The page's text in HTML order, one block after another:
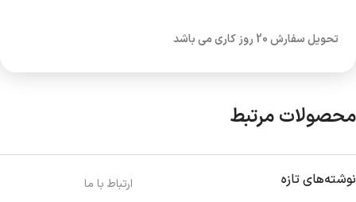
تحویل سفارش 20 روز کاری می باشد
محصولات مرتبط
نوشته‌های تازه
ارتباط با ما